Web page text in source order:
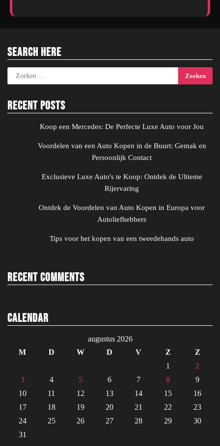
Search Here
Zoeken
naar:
Recent Posts
Koop een Mercedes: De Perfecte Luxe Auto voor Jou
Voordelen van een Auto Kopen in de Buurt: Gemak en
Persoonlijk Contact
Exclusieve Luxe Auto's te Koop: Ontdek de Ultieme
Rijervaring
Ontdek de Voordelen van Auto Kopen in Europa voor
Autoliefhebbers
Tips voor het kopen van een tweedehands auto
Recent Comments
Calendar
augustus 2026
M
D W D V Z
Z
1
2
3
4 5 6 7 8
9
10
11 12 13 14 15
16
17
18 19 20 21 22
23
24
25 26 27 28 29
30
31